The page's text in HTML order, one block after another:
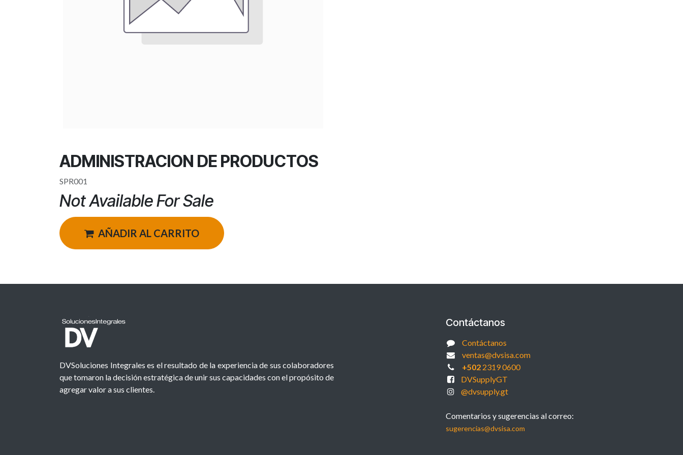
ADMINISTRACION DE PRODUCTOS
SPR001
Not Available For Sale
AÑADIR AL CARRITO
DVSoluciones Integrales es el resultado de la experiencia de sus colaboradores
que tomaron la decisión estratégica de unir sus capacidades con el propósito de
agregar valor a sus clientes.
Contáctanos
Contáctanos
ventas@dvsisa.com
+5022319 0600
DVSupplyGT
@dvsupply.gt
Comentarios y sugerencias al correo:
sugerencias@dvsisa.com